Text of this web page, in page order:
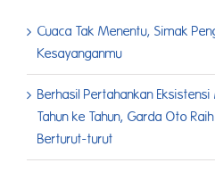
Cuaca Tak Menentu, Simak
Kesayanganmu
Berhasil Pertahankan
Tahun ke Tahun, Garda Oto
Berturut-turut